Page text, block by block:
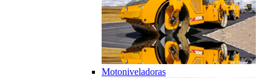
Motoniveladoras